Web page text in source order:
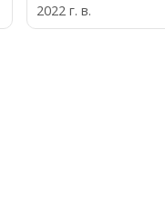
2022 г. в.